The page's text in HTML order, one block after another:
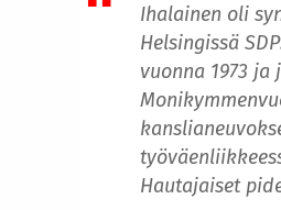
Ihalainen oli
Helsingissä
vuonna 1973
Hautajaiset